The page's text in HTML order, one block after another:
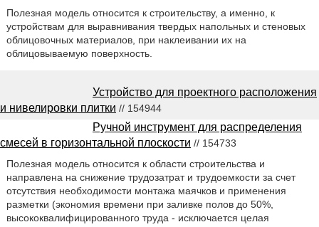
Полезная модель относится к строительству, а именно, к
устройствам для выравнивания твердых напольных и стеновых
облицовочных материалов, при наклеивании их на
облицовываемую поверхность.
Устройство для проектного расположения
и нивелировки плитки // 154944
Ручной инструмент для распределения
смесей в горизонтальной плоскости // 154733
Полезная модель относится к области строительства и
направлена на снижение трудозатрат и трудоемкости за счет
отсутствия необходимости монтажа маячков и применения
разметки (экономия времени при заливке полов до 50%,
высококвалифицированного труда - исключается целая